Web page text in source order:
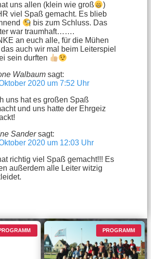
uns allen (klein wie groß
)
viel Spaß gemacht. Es blieb
bis zum Schluss. Das
war traumhaft…….
an euch alle, für die Mühen
auch wir mal beim Leiterspiel
sein durften
Walbaum sagt:
2020 um 7:52 Uhr
uns hat es großen Spaß
und uns hatte der Ehrgeiz
Sander sagt:
2020 um 12:03 Uhr
richtig viel Spaß gemacht!!! Es
außerdem alle Leiter witzig
PROGRAMM